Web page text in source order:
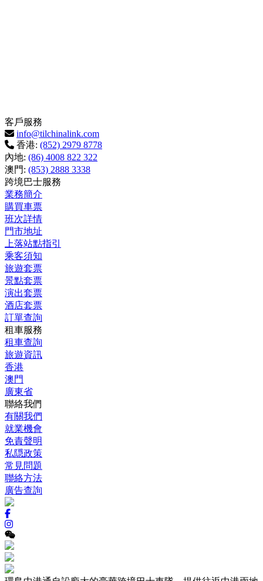
客戶服務
info@tilchinalink.com
香港: (852) 2979 8778
內地: (86) 4008 822 322
澳門: (853) 2888 3338
跨境巴士服務
業務簡介
購買車票
班次詳情
門市地址
上落站點指引
乘客須知
旅遊套票
景點套票
演出套票
酒店套票
訂單查詢
租車服務
租車查詢
旅遊資訊
香港
澳門
廣東省
聯絡我們
有關我們
就業機會
免責聲明
私隠政策
常見問題
聯絡方法
廣告查詢